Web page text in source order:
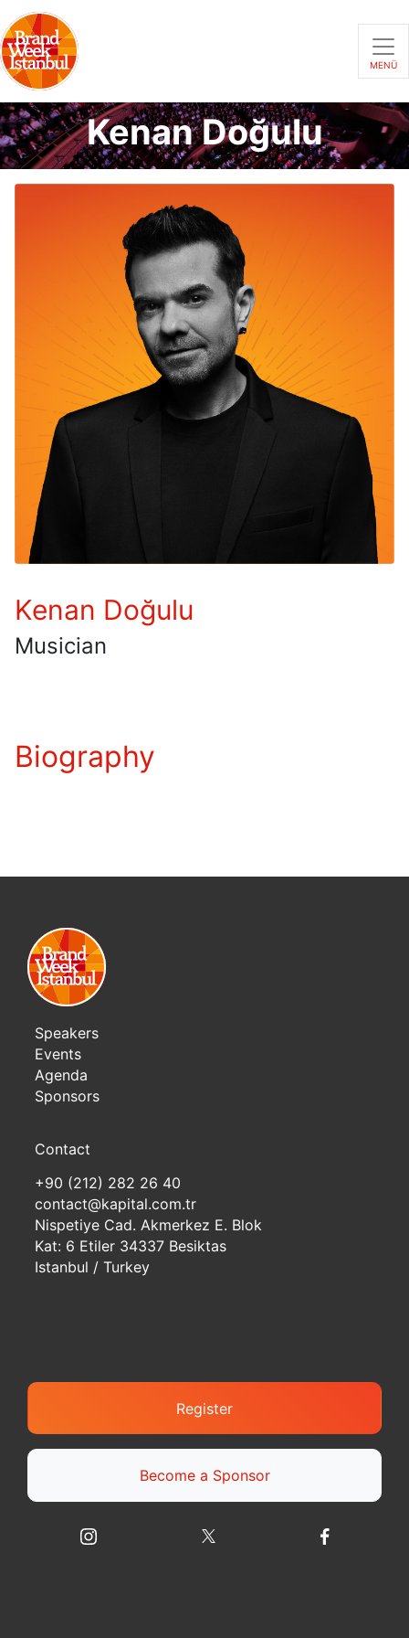
MENÜ
Kenan Doğulu
Kenan Doğulu
Musician
Biography
Speakers
Events
Agenda
Sponsors
Contact
+90 (212) 282 26 40
contact@kapital.com.tr
Nispetiye Cad. Akmerkez E. Blok
Kat: 6 Etiler 34337 Besiktas
Istanbul / Turkey
Register
Become a Sponsor